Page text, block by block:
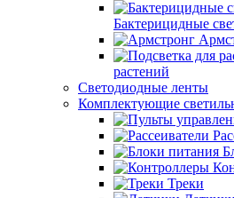
Бактерицидные
растений
Светодиодные ленты
Комплектующие
Треки